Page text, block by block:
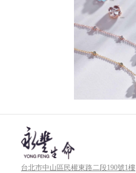
台北巿中山區民權東路二段190號1樓